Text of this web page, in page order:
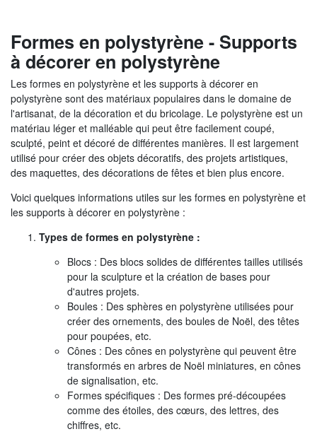
Formes en polystyrène - Supports
à décorer en polystyrène
Les formes en polystyrène et les supports à décorer en
polystyrène sont des matériaux populaires dans le domaine de
l'artisanat, de la décoration et du bricolage. Le polystyrène est un
matériau léger et malléable qui peut être facilement coupé,
sculpté, peint et décoré de différentes manières. Il est largement
utilisé pour créer des objets décoratifs, des projets artistiques,
des maquettes, des décorations de fêtes et bien plus encore.
Voici quelques informations utiles sur les formes en polystyrène et
les supports à décorer en polystyrène :
Types de formes en polystyrène :
Blocs : Des blocs solides de différentes tailles utilisés
pour la sculpture et la création de bases pour
d'autres projets.
Boules : Des sphères en polystyrène utilisées pour
créer des ornements, des boules de Noël, des têtes
pour poupées, etc.
Cônes : Des cônes en polystyrène qui peuvent être
transformés en arbres de Noël miniatures, en cônes
de signalisation, etc.
Formes spécifiques : Des formes pré-découpées
comme des étoiles, des cœurs, des lettres, des
chiffres, etc.